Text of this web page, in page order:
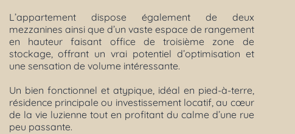
L’appartement dispose également de deux
mezzanines ainsi que d’un vaste espace de rangement
en hauteur faisant office de troisième zone de
stockage, offrant un vrai potentiel d’optimisation et
une sensation de volume intéressante.
Un bien fonctionnel et atypique, idéal en pied-à-terre,
résidence principale ou investissement locatif, au cœur
de la vie luzienne tout en profitant du calme d’une rue
peu passante.